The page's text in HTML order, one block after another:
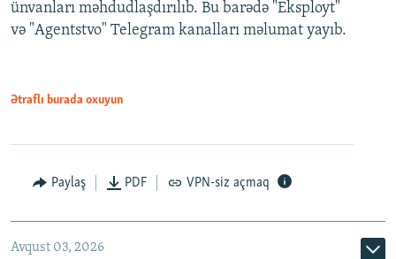
ünvanları məhdudlaşdırılıb. Bu barədə "Eksployt"
və "Agentstvo" Telegram kanalları məlumat yayıb.
Ətraflı burada oxuyun
Paylaş PDF VPN-siz açmaq
Avqust 03, 2026